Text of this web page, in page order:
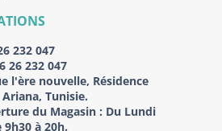
232 047
26 232 047
l'ère nouvelle, Résidence
Tunisie.
du Magasin : Du Lundi
à 20h.